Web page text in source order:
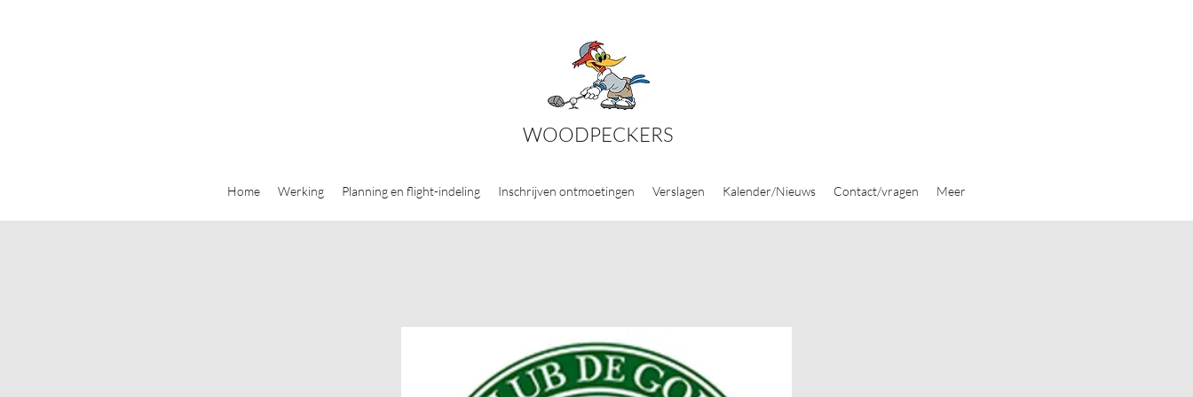
WOODPECKERS
Home Werking Planning en flight-indeling Inschrijven ontmoetingen Verslagen Kalender/Nieuws Contact/vragen Meer